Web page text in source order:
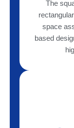
The
space
based